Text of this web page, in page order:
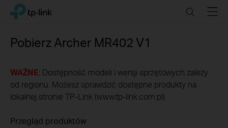
Click
navigation
TP-Link, Reliably Smart SearchMenu
PobierzArcher MR402 V1
WAŻNE: Dostępność modeli i wersji sprzętowych zależy
od regionu. Możesz sprawdzić dostępne produkty na
lokalnej stronie TP-Link (www.tp-link.com.pl).
Przegląd produktów